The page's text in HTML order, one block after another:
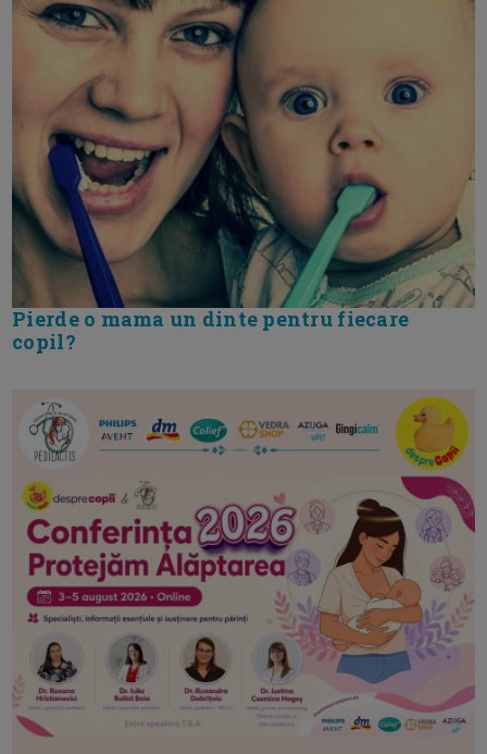
Pierde o mama un dinte pentru fiecare
copil?